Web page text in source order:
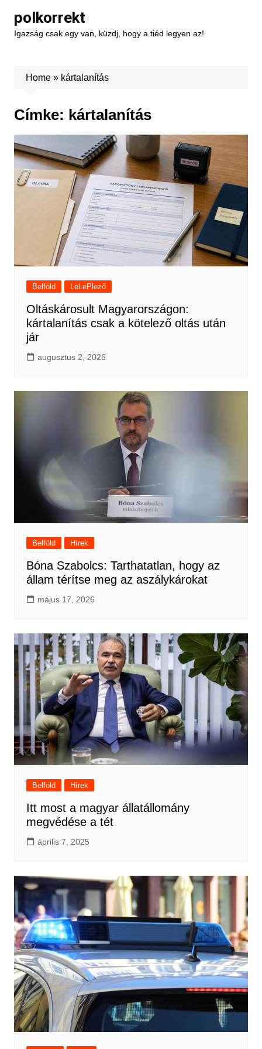
content
polkorrekt
Igazság csak egy van, küzdj, hogy a tiéd legyen az!
Home» kártalanítás
Címke: kártalanítás
Belföld LeLePlező
Oltáskárosult Magyarországon:
kártalanítás csak a kötelező oltás után
jár
augusztus 2, 2026
Belföld Hírek
Bóna Szabolcs: Tarthatatlan, hogy az
állam térítse meg az aszálykárokat
május 17, 2026
Belföld Hírek
Itt most a magyar állatállomány
megvédése a tét
április 7, 2025